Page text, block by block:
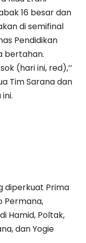
16 besar dan
di semifinal
Pendidikan
bertahan.
(hari ini, red),’’
Tim Sarana dan
diperkuat Prima
Permana,
Hamid, Poltak,
dan Yogie